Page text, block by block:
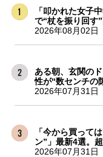
「叩かれた女子
で“杖を振り回す
2026年08月02日
ある朝、玄関の
性が“数センチの
2026年07月31日
「今から買って
ン”」最新4選。
2026年07月31日